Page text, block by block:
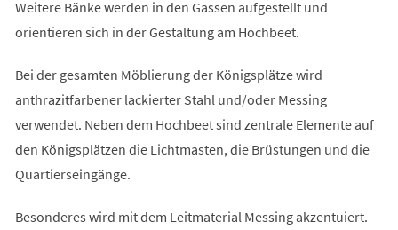
Weitere Bänke werden in den Gassen aufgestellt und
orientieren sich in der Gestaltung am Hochbeet.
Bei der gesamten Möblierung der Königsplätze wird
anthrazitfarbener lackierter Stahl und/oder Messing
verwendet. Neben dem Hochbeet sind zentrale Elemente auf
den Königsplätzen die Lichtmasten, die Brüstungen und die
Quartierseingänge.
Besonderes wird mit dem Leitmaterial Messing akzentuiert.